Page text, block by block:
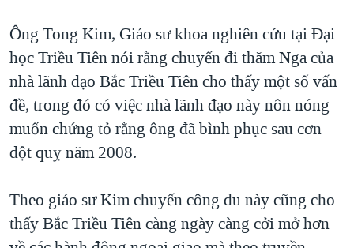
Ông Tong Kim, Giáo sư khoa nghiên cứu tại Đại
học Triều Tiên nói rằng chuyến đi thăm Nga của
nhà lãnh đạo Bắc Triều Tiên cho thấy một số vấn
đề, trong đó có việc nhà lãnh đạo này nôn nóng
muốn chứng tỏ rằng ông đã bình phục sau cơn
đột quỵ năm 2008.
Theo giáo sư Kim chuyến công du này cũng cho
thấy Bắc Triều Tiên càng ngày càng cởi mở hơn